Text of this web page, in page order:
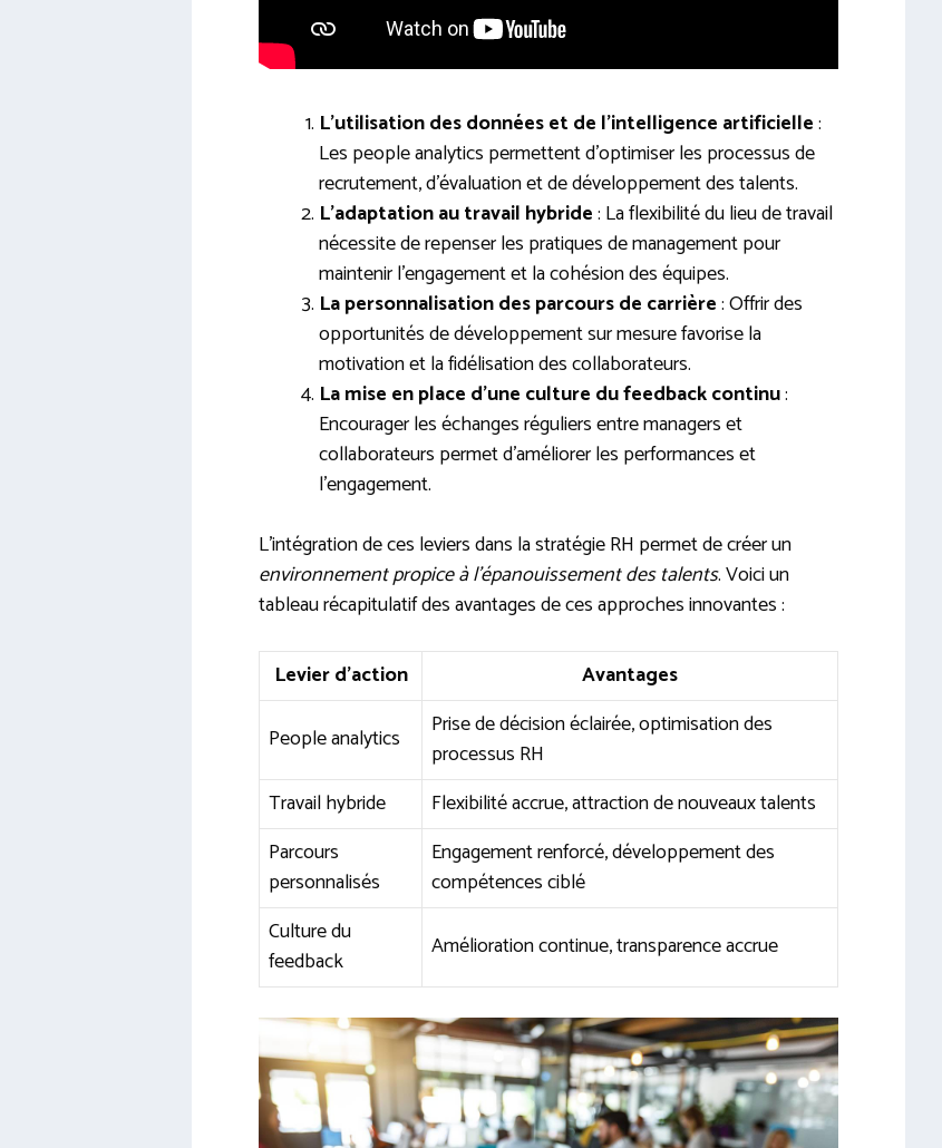
L’utilisation des données et de l’intelligence artificielle:
Les people analytics permettent d’optimiser les processus de
recrutement, d’évaluation et de développement des talents.
L’adaptation au travail hybride: La flexibilité du lieu de travail
nécessite de repenser les pratiques de management pour
maintenir l’engagement et la cohésion des équipes.
La personnalisation des parcours de carrière: Offrir des
opportunités de développement sur mesure favorise la
motivation et la fidélisation des collaborateurs.
La mise en place d’une culture du feedback continu:
Encourager les échanges réguliers entre managers et
collaborateurs permet d’améliorer les performances et
l’engagement.
L’intégration de ces leviers dans la stratégie RH permet de créer un
environnement propice à l’épanouissement des talents. Voici un
tableau récapitulatif des avantages de ces approches innovantes :
Levier d’action
Avantages
People analytics
Prise de décision éclairée, optimisation des
processus RH
Travail hybride
Flexibilité accrue, attraction de nouveaux talents
Parcours
personnalisés
Engagement renforcé, développement des
compétences ciblé
Culture du
feedback
Amélioration continue, transparence accrue